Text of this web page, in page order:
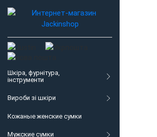
Шкіра, фурнітура,
інструменти
Вироби зі шкіри
Кожаные женские сумки
Мужские сумки